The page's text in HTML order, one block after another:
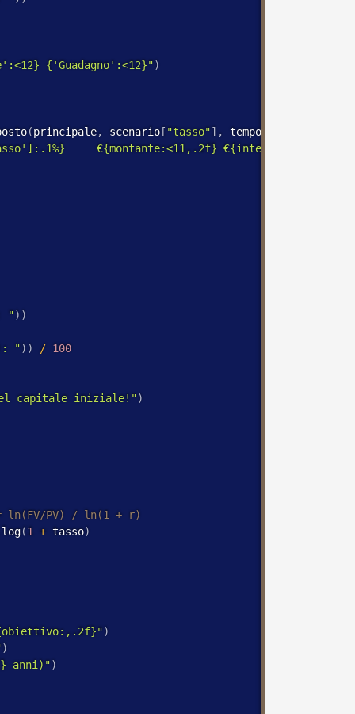
{'Guadagno':<12}")
(principale, scenario[ "tasso"] , tempo)
€{montante:<11,.2f}
") )
") ) / 100
capitale iniziale!")
log(1 + tasso)
)
)
anni)")